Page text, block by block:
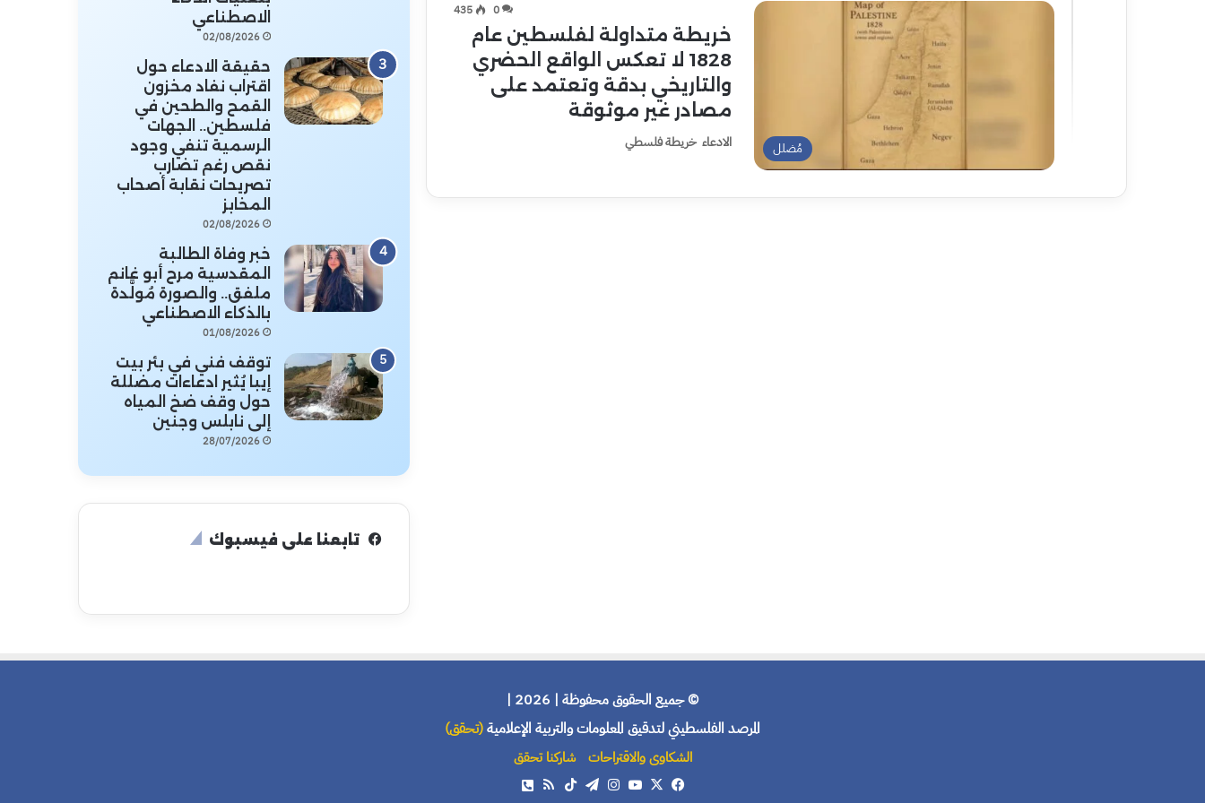
مُضلل
0
435
خريطة متداولة لفلسطين عام
1828 لا تعكس الواقع الحضري
والتاريخي بدقة وتعتمد على
مصادر غير موثوقة
الادعاء خريطة فلسطي
الاصطناعي
02/08/2026
حقيقة الادعاء حول
اقتراب نفاد مخزون
القمح والطحين في
فلسطين.. الجهات
الرسمية تنفي وجود
نقص رغم تضارب
تصريحات نقابة أصحاب
المخابز
02/08/2026
خبر وفاة الطالبة
المقدسية مرح أبو غانم
ملفق.. والصورة مُولَّدة
بالذكاء الاصطناعي
01/08/2026
توقف فني في بئر بيت
إيبا يُثير ادعاءات مضللة
حول وقف ضخ المياه
إلى نابلس وجنين
28/07/2026
تابعنا على فيسبوك
© جميع الحقوق محفوظة | 2026 |
المرصد الفلسطيني لتدقيق المعلومات والتربية الإعلامية(تحقق)
الشكاوى والاقتراحات
شاركنا تحقق
فيسبوك
X يوتيوبانستقرامتيلقرام‫TikTokملخص